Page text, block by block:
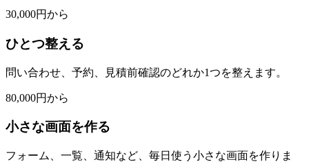
30,000円から
ひとつ整える
問い合わせ、予約、見積前確認のどれか1つを整えます。
80,000円から
小さな画面を作る
フォーム、一覧、通知など、毎日使う小さな画面を作りま